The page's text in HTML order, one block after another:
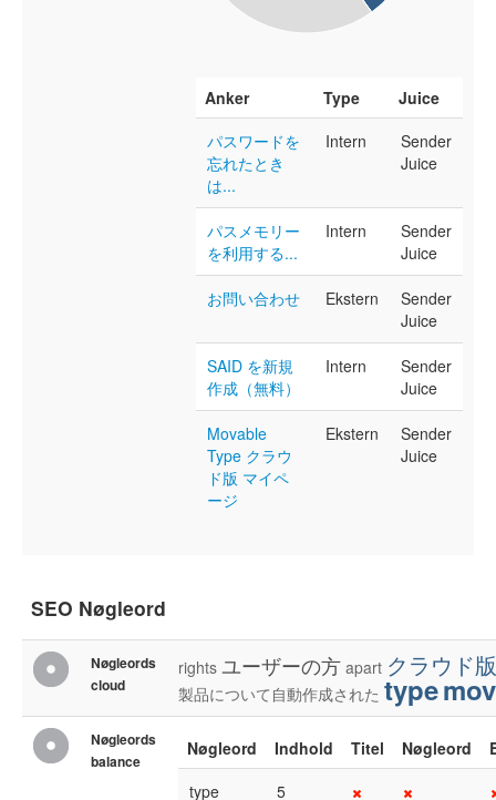
Anker Type
Juice
パスワードを
忘れたとき
は...
Intern
Sender
Juice
パスメモリー
を利用する...
Intern
Sender
Juice
お問い合わせ Ekstern
Sender
Juice
SAID を新規
作成（無料）
Intern
Sender
Juice
Movable
Type クラウ
ド版 マイペ
ージ
Ekstern
Sender
Juice
SEO Nøgleord
Nøgleords
cloud
rights ユーザーの方 apart クラウド版
製品について自動作成された type
Nøgleords
balance
Nøgleord Indhold Titel Nøgleord
type
5